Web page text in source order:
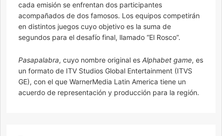
cada emisión se enfrentan dos participantes
acompañados de dos famosos. Los equipos competirán
en distintos juegos cuyo objetivo es la suma de
segundos para el desafío final, llamado “El Rosco”.
Pasapalabra, cuyo nombre original es Alphabet game, es
un formato de ITV Studios Global Entertainment (ITVS
GE), con el que WarnerMedia Latin America tiene un
acuerdo de representación y producción para la región.